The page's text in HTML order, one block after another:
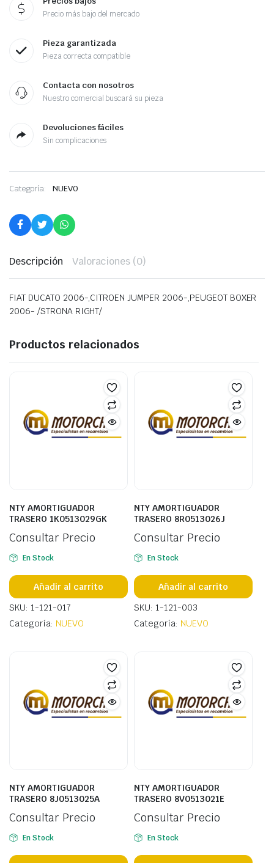
Precio más bajo del mercado
Pieza garantizada
Pieza correcta compatible
Contacta con nosotros
Nuestro comercial buscará su pieza
Devoluciones fáciles
Sin complicaciones
Categoría: NUEVO
Descripción Valoraciones (0)
FIAT DUCATO 2006-,CITROEN JUMPER 2006-,PEUGEOT BOXER
2006- /STRONA RIGHT/
Productos relacionados
NTY AMORTIGUADOR
TRASERO 1K0513029GK
Consultar Precio
En Stock
Añadir al carrito
SKU: 1-121-017
Categoría: NUEVO
NTY AMORTIGUADOR
TRASERO 8R0513026J
Consultar Precio
En Stock
Añadir al carrito
SKU: 1-121-003
Categoría: NUEVO
NTY AMORTIGUADOR
TRASERO 8J0513025A
Consultar Precio
En Stock
NTY AMORTIGUADOR
TRASERO 8V0513021E
Consultar Precio
En Stock